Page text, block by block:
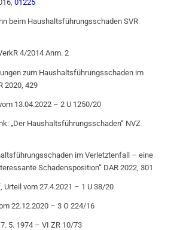
01225
beim Haushaltsführungsschaden SVR
4/2014 Anm. 2
zum Haushaltsführungsschaden im
2020, 429
13.04.2022 – 2 U 1250/20
„Der Haushaltsführungsschaden“ NVZ
im Verletztenfall – eine
Schadensposition“ DAR 2022, 301
Urteil vom 27.4.2021 – 1 U 38/20
22.12.2020 – 3 O 224/16
5. 1974 – VI ZR 10/73